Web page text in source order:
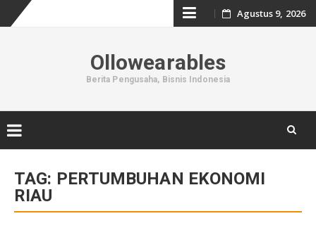
Skip
content
Agustus 9, 2026
Ollowearables
Berita Pengusaha, Bisnis Indonesia
content
TAG: PERTUMBUHAN EKONOMI
RIAU